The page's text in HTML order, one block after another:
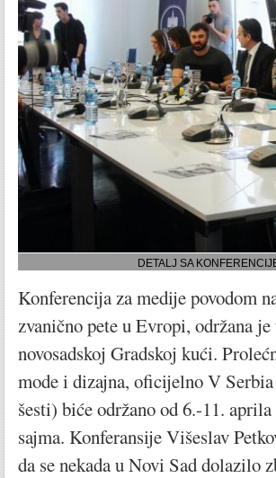
DETALJ SA
Konferencija za medije povodom
zvanično pete u Evropi, održana
novosadskoj Gradskoj kući.
mode i dizajna, oficijelno V
šesti) biće održano od 6.-11.
sajma. Konferansije Višeslav
da se nekada u Novi Sad dolazilo